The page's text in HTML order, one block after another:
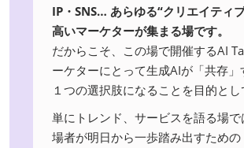
IP・SNS… あらゆる“クリエイティ
高いマーケターが集まる場です。
だからこそ、この場で開催するAI
ーケターにとって生成AIが「共存
１つの選択肢になることを目的とし
単にトレンド、サービスを語る場
場者が明日から一歩踏み出すための